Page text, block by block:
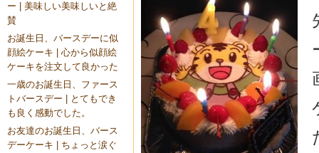
ー | 美味しい美味しいと絶
賛
お誕生日、バースデーに似
顔絵ケーキ | 心から似顔絵
ケーキを注文して良かった
一歳のお誕生日、ファース
トバースデー | とてもでき
も良く感動でした。
お友達のお誕生日、バース
デーケーキ | ちょっと涙ぐ